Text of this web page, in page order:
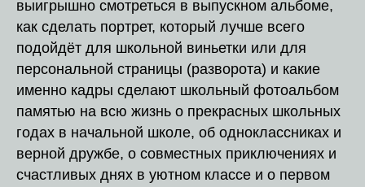
выигрышно смотреться в выпускном альбоме,
как сделать портрет, который лучше всего
подойдёт для школьной виньетки или для
персональной страницы (разворота) и какие
именно кадры сделают школьный фотоальбом
памятью на всю жизнь о прекрасных школьных
годах в начальной школе, об одноклассниках и
верной дружбе, о совместных приключениях и
счастливых днях в уютном классе и о первом